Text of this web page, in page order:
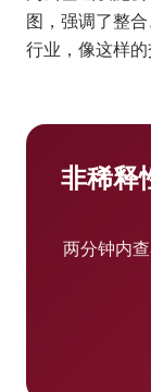
图，强调了整
行业，像这样的
非稀释
两分钟内